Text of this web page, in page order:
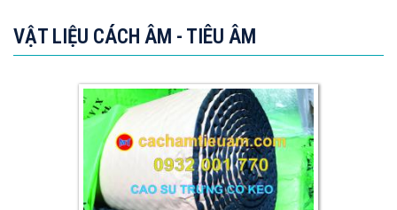
VẬT LIỆU CÁCH ÂM - TIÊU ÂM